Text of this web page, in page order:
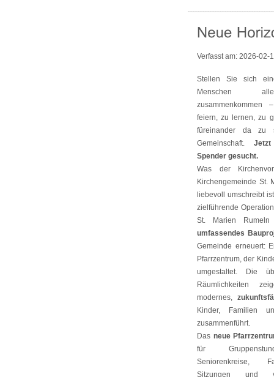
Verfasst am: 2026-02-
Stellen Sie sich
Menschen
feiern, zu lernen, zu
füreinander da
Gemeinschaft.
Spender gesucht.
Was der
Kirchengemeinde St.
liebevoll umschreibt
zielführende
St. Marien
umfassendes
Gemeinde erneuert:
Pfarrzentrum, der
umgestaltet. Die
Räumlichkeiten
modernes,
Kinder, Familien
zusammenführt.
Das neue
für
Seniorenkreise,
Sitzungen und